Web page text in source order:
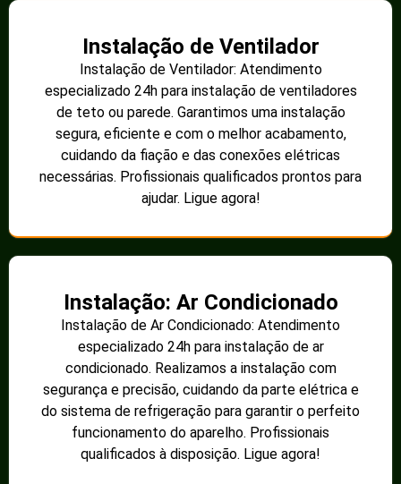
Instalação de Ventilador
Instalação de Ventilador: Atendimento
especializado 24h para instalação de ventiladores
de teto ou parede. Garantimos uma instalação
segura, eficiente e com o melhor acabamento,
cuidando da fiação e das conexões elétricas
necessárias. Profissionais qualificados prontos para
ajudar. Ligue agora!
Instalação: Ar Condicionado
Instalação de Ar Condicionado: Atendimento
especializado 24h para instalação de ar
condicionado. Realizamos a instalação com
segurança e precisão, cuidando da parte elétrica e
do sistema de refrigeração para garantir o perfeito
funcionamento do aparelho. Profissionais
qualificados à disposição. Ligue agora!